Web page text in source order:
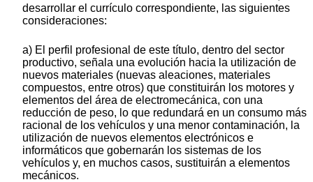
desarrollar el currículo correspondiente, las siguientes
consideraciones:
a) El perfil profesional de este título, dentro del sector
productivo, señala una evolución hacia la utilización de
nuevos materiales (nuevas aleaciones, materiales
compuestos, entre otros) que constituirán los motores y
elementos del área de electromecánica, con una
reducción de peso, lo que redundará en un consumo más
racional de los vehículos y una menor contaminación, la
utilización de nuevos elementos electrónicos e
informáticos que gobernarán los sistemas de los
vehículos y, en muchos casos, sustituirán a elementos
mecánicos.